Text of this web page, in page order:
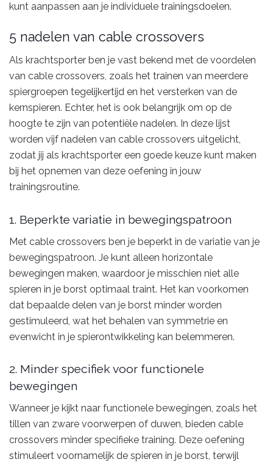
kunt aanpassen aan je individuele trainingsdoelen.
5 nadelen van cable crossovers
Als krachtsporter ben je vast bekend met de voordelen
van cable crossovers, zoals het trainen van meerdere
spiergroepen tegelijkertijd en het versterken van de
kernspieren. Echter, het is ook belangrijk om op de
hoogte te zijn van potentiële nadelen. In deze lijst
worden vijf nadelen van cable crossovers uitgelicht,
zodat jij als krachtsporter een goede keuze kunt maken
bij het opnemen van deze oefening in jouw
trainingsroutine.
1. Beperkte variatie in bewegingspatroon
Met cable crossovers ben je beperkt in de variatie van je
bewegingspatroon. Je kunt alleen horizontale
bewegingen maken, waardoor je misschien niet alle
spieren in je borst optimaal traint. Het kan voorkomen
dat bepaalde delen van je borst minder worden
gestimuleerd, wat het behalen van symmetrie en
evenwicht in je spierontwikkeling kan belemmeren.
2. Minder specifiek voor functionele
bewegingen
Wanneer je kijkt naar functionele bewegingen, zoals het
tillen van zware voorwerpen of duwen, bieden cable
crossovers minder specifieke training. Deze oefening
stimuleert voornamelijk de spieren in je borst, terwijl